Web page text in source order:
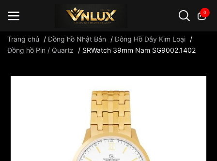
0
Trang chủ /Đồng hồ Nhật Bản /Đông Hồ Dây Kim Loại /
Đồng hồ Pin / Quartz
/ SRWatch 39mm Nam SG9002.1402